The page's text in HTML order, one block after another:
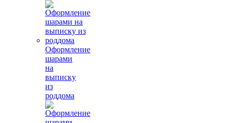
Оформление
шарами
на
выписку
из
роддома